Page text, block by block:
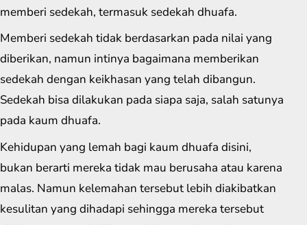
memberi sedekah, termasuk sedekah dhuafa.
Memberi sedekah tidak berdasarkan pada nilai yang
diberikan, namun intinya bagaimana memberikan
sedekah dengan keikhasan yang telah dibangun.
Sedekah bisa dilakukan pada siapa saja, salah satunya
pada kaum dhuafa.
Kehidupan yang lemah bagi kaum dhuafa disini,
bukan berarti mereka tidak mau berusaha atau karena
malas. Namun kelemahan tersebut lebih diakibatkan
kesulitan yang dihadapi sehingga mereka tersebut